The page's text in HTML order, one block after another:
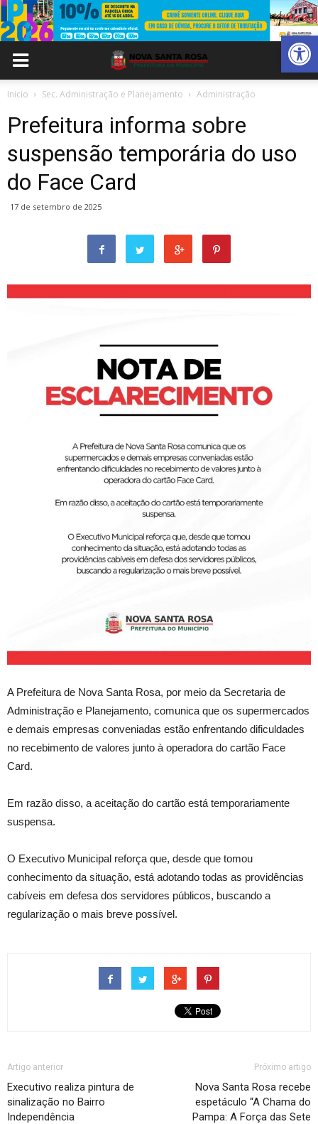
Abrir
Inicio Sec. Administração e Planejamento Administração
Prefeitura informa sobre
suspensão temporária do uso
do Face Card
17 de setembro de 2025
A Prefeitura de Nova Santa Rosa, por meio da Secretaria de
Administração e Planejamento, comunica que os supermercados
e demais empresas conveniadas estão enfrentando dificuldades
no recebimento de valores junto à operadora do cartão Face
Card.
Em razão disso, a aceitação do cartão está temporariamente
suspensa.
O Executivo Municipal reforça que, desde que tomou
conhecimento da situação, está adotando todas as providências
cabíveis em defesa dos servidores públicos, buscando a
regularização o mais breve possível.
Artigo anterior
Executivo realiza pintura de
sinalização no Bairro
Independência
Próximo artigo
Nova Santa Rosa recebe
espetáculo “A Chama do
Pampa: A Força das Sete